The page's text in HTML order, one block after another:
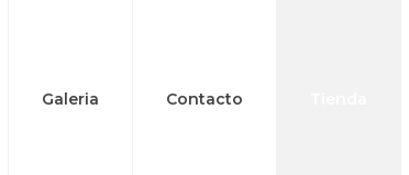
Galeria Contacto